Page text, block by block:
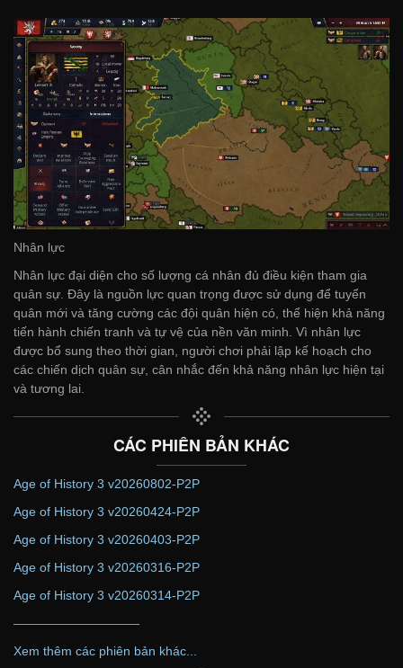
Nhân lực
Nhân lực đại diện cho số lượng cá nhân đủ điều kiện tham gia
quân sự. Đây là nguồn lực quan trọng được sử dụng để tuyển
quân mới và tăng cường các đội quân hiện có, thể hiện khả năng
tiến hành chiến tranh và tự vệ của nền văn minh. Vì nhân lực
được bổ sung theo thời gian, người chơi phải lập kế hoạch cho
các chiến dịch quân sự, cân nhắc đến khả năng nhân lực hiện tại
và tương lai.
CÁC PHIÊN BẢN KHÁC
Age of History 3 v20260802-P2P
Age of History 3 v20260424-P2P
Age of History 3 v20260403-P2P
Age of History 3 v20260316-P2P
Age of History 3 v20260314-P2P
——————————
Xem thêm các phiên bản khác...